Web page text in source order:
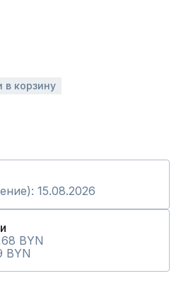
в корзину
15.08.2026
BYN
BYN